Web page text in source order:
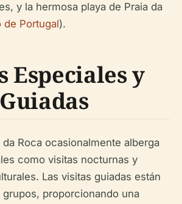
y la hermosa playa de Praia da
de Portugal).
Especiales y
da Roca ocasionalmente alberga
como visitas nocturnas y
Las visitas guiadas están
grupos, proporcionando una